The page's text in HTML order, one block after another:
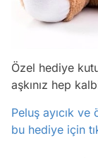
Özel hediye
aşkınız hep
Peluş ayıcık
bu hediye için